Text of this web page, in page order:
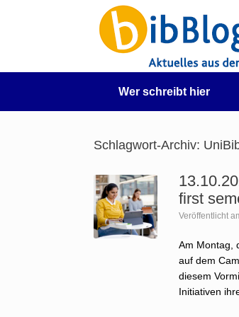
Wer schreibt hier
Schlagwort-Archiv:
first
Veröffentlicht
Am Montag,
auf dem
diesem
Initiativen